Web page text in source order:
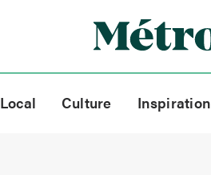
Local Culture Inspiration